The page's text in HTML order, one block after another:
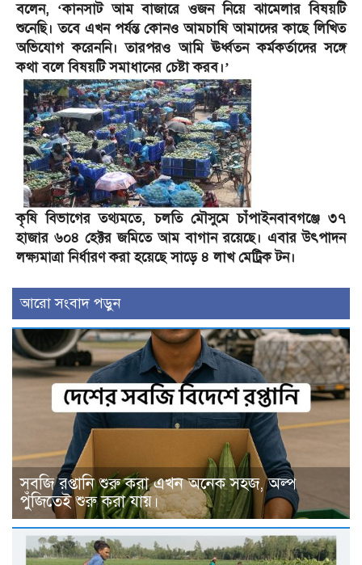
বলেন, ‘কানসাট আম বাজারে ওজন নিয়ে ঝামেলার বিষয়টি
শুনেছি। তবে এখন পর্যন্ত কোনও আমচাষি আমাদের কাছে লিখিত
অভিযোগ করেননি। তারপরও আমি ঊর্ধ্বতন কর্মকর্তাদের সঙ্গে
কথা বলে বিষয়টি সমাধানের চেষ্টা করব।’
কৃষি বিভাগের তথ্যমতে, চলতি মৌসুমে চাঁপাইনবাবগঞ্জে ৩৭
হাজার ৬০৪ হেক্টর জমিতে আম বাগান রয়েছে। এবার উৎপাদন
লক্ষ্যমাত্রা নির্ধারণ করা হয়েছে সাড়ে ৪ লাখ মেট্রিক টন।
আরো সংবাদ পড়ুন
সবজি রপ্তানি শুরু করা এখন অনেক সহজ, অল্প
পুঁজিতেই শুরু করা যায়।